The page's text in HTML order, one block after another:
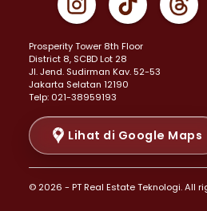
Properti Dijual di Johar Baru >
Properti Dijual di Menteng >
Properti Dijual di Senen >
Properti Dijual di Tanah Abang >
Properti Dijual di Cikini >
Properti Dijual di Kramat >
Properti Dijual di Pasar Baru >
Properti Dijual di Bendungan Hilir >
Properti Dijual di Jakarta
Prosperity Tower 8th Floor
District 8, SCBD Lot 28
JI. Jend. Sudirman Kav. 52-53
Jakarta Selatan 12190
Telp: 021-38959193
Lihat di Google Maps
© 2026 - PT Real Estate Teknologi. All